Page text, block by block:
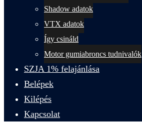
Shadow adatok
VTX adatok
Így csináld
Motor gumiabroncs tudnivalók
SZJA 1% felajánlása
Belépek
Kilépés
Kapcsolat